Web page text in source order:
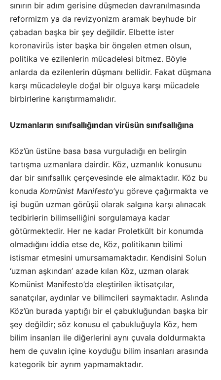
sınırın bir adım gerisine düşmeden davranılmasında
reformizm ya da revizyonizm aramak beyhude bir
çabadan başka bir şey değildir. Elbette ister
koronavirüs ister başka bir öngelen etmen olsun,
politika ve ezilenlerin mücadelesi bitmez. Böyle
anlarda da ezilenlerin düşmanı bellidir. Fakat düşmana
karşı mücadeleyle doğal bir olguya karşı mücadele
birbirlerine karıştırmamalıdır.
Uzmanların sınıfsallığından virüsün sınıfsallığına
Köz’ün üstüne basa basa vurguladığı en belirgin
tartışma uzmanlara dairdir. Köz, uzmanlık konusunu
dar bir sınıfsallık çerçevesinde ele almaktadır. Köz bu
konuda Komünist Manifesto’yu göreve çağırmakta ve
işi bugün uzman görüşü olarak salgına karşı alınacak
tedbirlerin bilimselliğini sorgulamaya kadar
götürmektedir. Her ne kadar Proletkült bir konumda
olmadığını iddia etse de, Köz, politikanın bilimi
istismar etmesini umursamamaktadır. Kendisini Solun
‘uzman aşkından’ azade kılan Köz, uzman olarak
Komünist Manifesto’da eleştirilen iktisatçılar,
sanatçılar, aydınlar ve bilimcileri saymaktadır. Aslında
Köz’ün burada yaptığı bir el çabukluğundan başka bir
şey değildir; söz konusu el çabukluğuyla Köz, hem
bilim insanları ile diğerlerini aynı çuvala doldurmakta
hem de çuvalın içine koyduğu bilim insanları arasında
kategorik bir ayrım yapmamaktadır.